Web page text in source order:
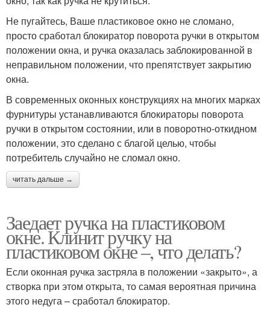
Не пугайтесь, Ваше пластиковое окно не сломано,
просто сработал блокиратор поворота ручки в открытом
положении окна, и ручка оказалась заблокированной в
неправильном положении, что препятствует закрытию
окна.
В современных оконных конструкциях на многих марках
фурнитуры устанавливаются блокираторы поворота
ручки в открытом состоянии, или в поворотно-откидном
положении, это сделано с благой целью, чтобы
потребитель случайно не сломал окно.
читать дальше →
Заедает ручка на пластиковом
окне. Клинит ручку на
пластиковом окне –, что делать?
Если оконная ручка застряла в положении «закрыто», а
створка при этом открыта, то самая вероятная причина
этого недуга – сработал блокиратор.